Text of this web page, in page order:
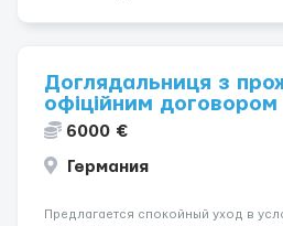
Доглядальниця з
офіційним договором
6000 €
Германия
Предлагается спокойный уход в